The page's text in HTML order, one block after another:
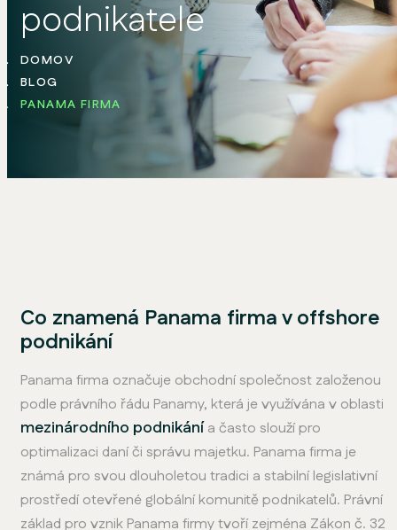
podnikatele
DOMOV
BLOG
PANAMA FIRMA
Co znamená Panama firma v offshore
podnikání
Panama firma označuje obchodní společnost založenou
podle právního řádu Panamy, která je využívána v oblasti
mezinárodního podnikánía často slouží pro
optimalizaci daní či správu majetku. Panama firma je
známá pro svou dlouholetou tradici a stabilní legislativní
prostředí otevřené globální komunitě podnikatelů. Právní
základ pro vznik Panama firmy tvoří zejména Zákon č. 32